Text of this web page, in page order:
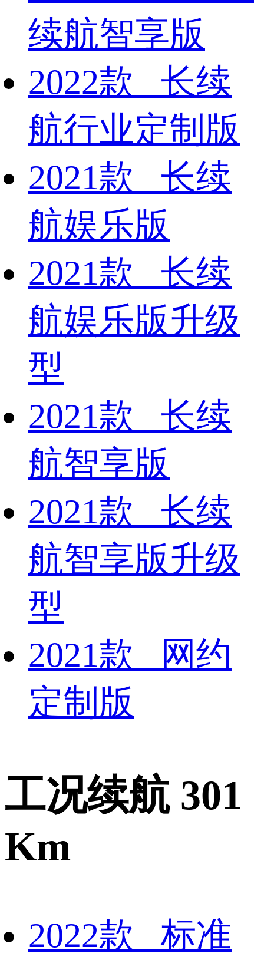
续航智享版
2022款 长续
航行业定制版
2021款 长续
航娱乐版
2021款 长续
航娱乐版升级
型
2021款 长续
航智享版
2021款 长续
航智享版升级
型
2021款 网约
定制版
工况续航 301
Km
2022款 标准